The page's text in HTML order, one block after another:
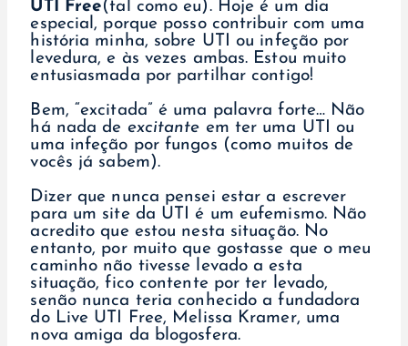
UTI Free(tal como eu). Hoje é um dia
especial, porque posso contribuir com uma
história minha, sobre UTI ou infeção por
levedura, e às vezes ambas. Estou muito
entusiasmada por partilhar contigo!
Bem, “excitada” é uma palavra forte… Não
há nada de excitante em ter uma UTI ou
uma infeção por fungos (como muitos de
vocês já sabem).
Dizer que nunca pensei estar a escrever
para um site da UTI é um eufemismo. Não
acredito que estou nesta situação. No
entanto, por muito que gostasse que o meu
caminho não tivesse levado a esta
situação, fico contente por ter levado,
senão nunca teria conhecido a fundadora
do Live UTI Free, Melissa Kramer, uma
nova amiga da blogosfera.